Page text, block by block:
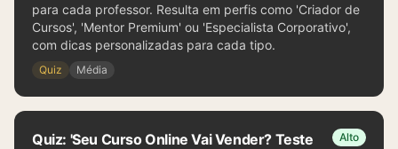
para cada professor. Resulta em perfis como 'Criador de
Cursos', 'Mentor Premium' ou 'Especialista Corporativo',
com dicas personalizadas para cada tipo.
Quiz Média
Quiz: 'Seu Curso Online Vai Vender? Teste
Alto